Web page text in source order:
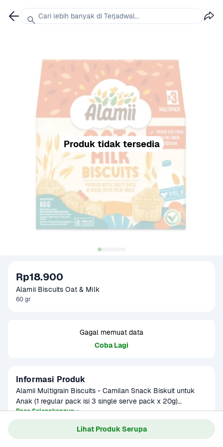
Lihat Produk Serupa
Produk tidak tersedia
Rp18.900
Alamii Biscuits Oat & Milk
60 gr
Gagal memuat data
Coba Lagi
Informasi Produk
Alamii Multigrain Biscuits - Camilan Snack Biskuit untuk
Anak (1 regular pack isi 3 single serve pack x 20g)
Kenapa Alamii Multigrain Biscuits?
* Menggunakan Oats dari Australia
Baca Selengkapnya
Cari lebih banyak di Terjadwal...